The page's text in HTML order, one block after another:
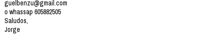
guelbenzu@gmail.com
o whassap 605882505
Saludos,
Jorge